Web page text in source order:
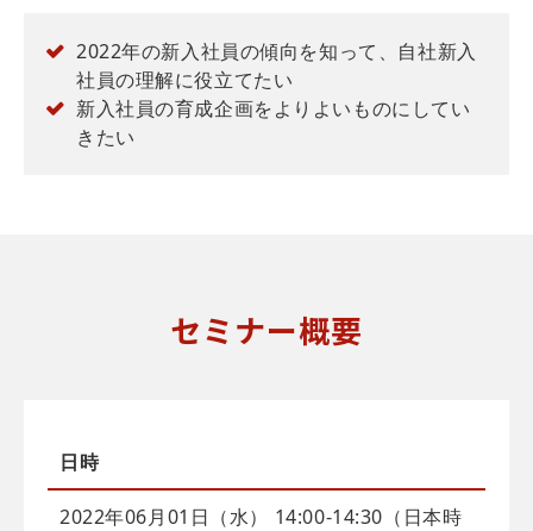
2022年の新入社員の傾向を知って、自社新入
社員の理解に役立てたい
新入社員の育成企画をよりよいものにしてい
きたい
セミナー概要
日時
2022年06月01日（水） 14:00-14:30（日本時